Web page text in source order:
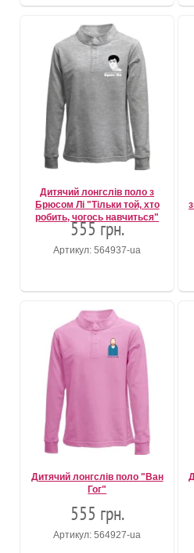
Дитячий лонгслів поло з
Брюсом Лі "Тільки той, хто
робить, чогось навчиться"
555 грн.
Артикул: 564937-ua
Дитячий лонгслів поло "Ван
Гог"
555 грн.
Артикул: 564927-ua